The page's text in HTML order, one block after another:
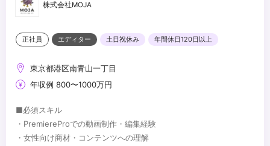
株式会社MOJA
正社員 エディター 土日祝休み 年間休日120日以上
東京都港区南青山一丁目
年収例 800〜1000万円
■必須スキル
・PremiereProでの動画制作・編集経験
・女性向け商材・コンテンツへの理解